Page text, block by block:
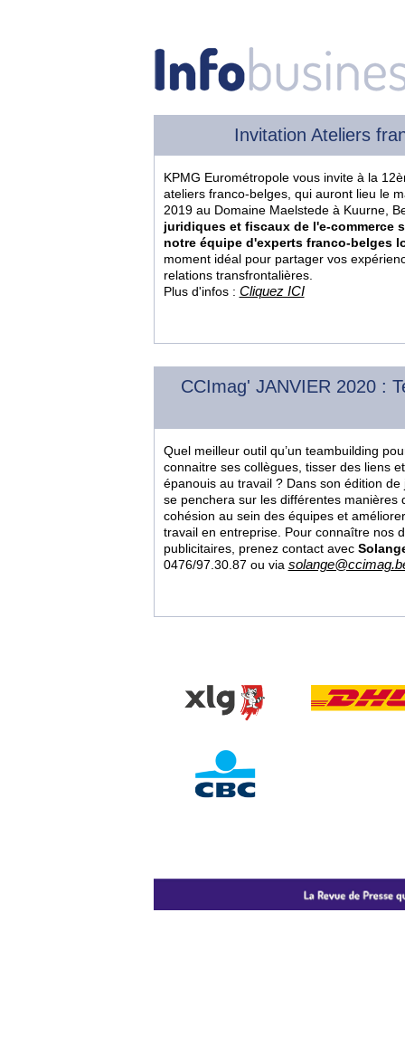
Invitation Ateliers
KPMG Eurométropole vous invite à la
ateliers franco-belges, qui auront lieu le
2019 au Domaine Maelstede à Kuurne,
juridiques et fiscaux de l'e-commerce
notre équipe d'experts franco-belges
moment idéal pour partager vos
relations transfrontalières.
Plus d'infos : Cliquez ICI
CCImag' JANVIER 2020 :
Quel meilleur outil qu’un teambuilding
connaitre ses collègues, tisser des liens
épanouis au travail ? Dans son édition de
se penchera sur les différentes manières
cohésion au sein des équipes et
travail en entreprise. Pour connaître nos
publicitaires, prenez contact avec
0476/97.30.87 ou via